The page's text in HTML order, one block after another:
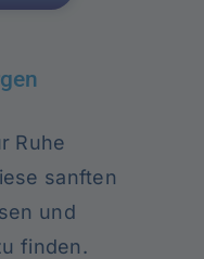
Ruhe
sanften
und
finden.